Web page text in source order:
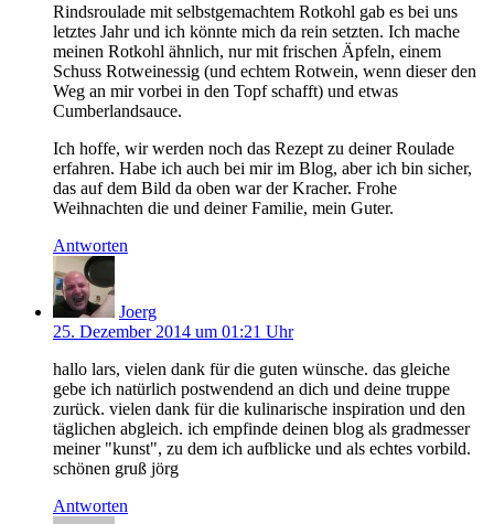
Rindsroulade mit selbstgemachtem Rotkohl gab es bei uns
letztes Jahr und ich könnte mich da rein setzten. Ich mache
meinen Rotkohl ähnlich, nur mit frischen Äpfeln, einem
Schuss Rotweinessig (und echtem Rotwein, wenn dieser den
Weg an mir vorbei in den Topf schafft) und etwas
Cumberlandsauce.
Ich hoffe, wir werden noch das Rezept zu deiner Roulade
erfahren. Habe ich auch bei mir im Blog, aber ich bin sicher,
das auf dem Bild da oben war der Kracher. Frohe
Weihnachten die und deiner Familie, mein Guter.
Antworten
Joerg
25. Dezember 2014 um 01:21 Uhr
hallo lars, vielen dank für die guten wünsche. das gleiche
gebe ich natürlich postwendend an dich und deine truppe
zurück. vielen dank für die kulinarische inspiration und den
täglichen abgleich. ich empfinde deinen blog als gradmesser
meiner "kunst", zu dem ich aufblicke und als echtes vorbild.
schönen gruß jörg
Antworten